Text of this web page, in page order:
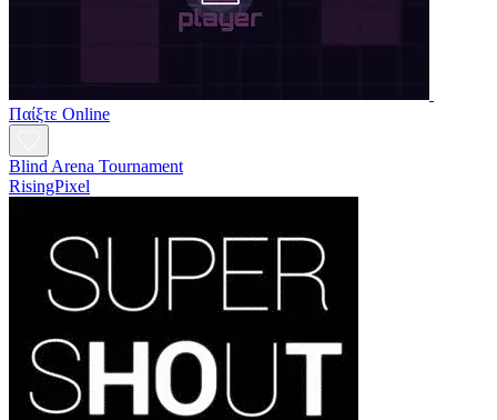
Παίξτε Online
Blind Arena Tournament
RisingPixel